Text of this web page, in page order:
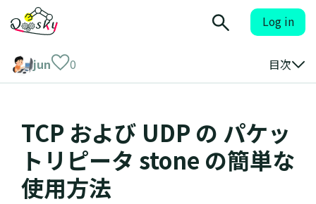
Log in
jun 0 目次
TCP および UDP の パケッ
トリピータ stone の簡単な
使用方法